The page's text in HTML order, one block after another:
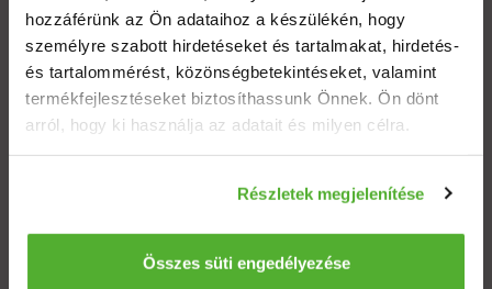
hozzáférünk az Ön adataihoz a készülékén, hogy
személyre szabott hirdetéseket és tartalmakat, hirdetés-
és tartalommérést, közönségbetekintéseket, valamint
termékfejlesztéseket biztosíthassunk Önnek. Ön dönt
arról, hogy ki használja az adatait és milyen célra.
Információgyűjtés az Ön földrajzi elhelyezkedéséről
pár méteres pontossággal
Az Ön készülékén beazonosítása annak konkrét
Részletek megjelenítése
Összes süti engedélyezése
Települések
Albérletek
Adatvédelem Etikai kódex